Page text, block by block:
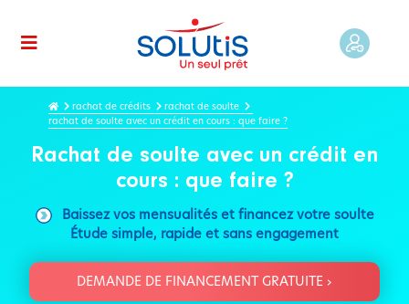
rachat de crédits
rachat de soulte
rachat de soulte avec un crédit en cours : que faire ?
Rachat de soulte avec un crédit en
cours : que faire ?
Baissez vos mensualités et financez votre soulte
Étude simple, rapide et sans engagement
DEMANDE DE FINANCEMENT GRATUITE ›